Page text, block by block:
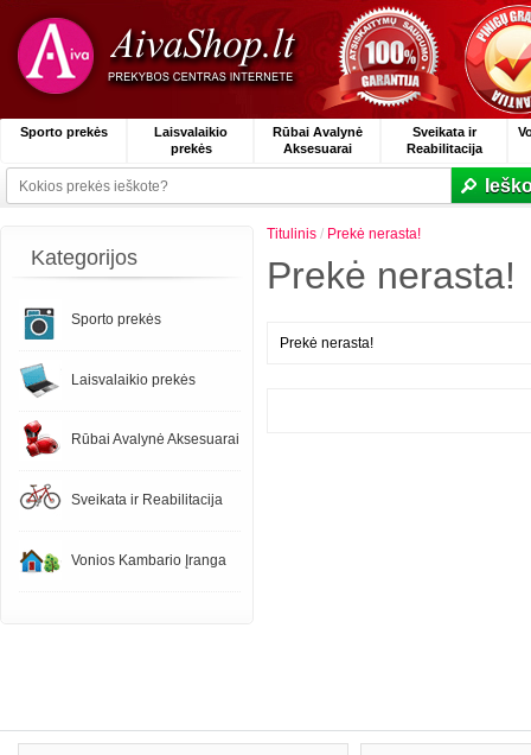
Sporto prekės
Laisvalaikio
prekės
Rūbai Avalynė
Aksesuarai
Sveikata ir
Reabilitacija
Kategorijos
Sporto prekės
Laisvalaikio prekės
Rūbai Avalynė Aksesuarai
Sveikata ir Reabilitacija
Vonios Kambario Įranga
Titulinis / Prekė nerasta!
Prekė nerasta!
Prekė nerasta!